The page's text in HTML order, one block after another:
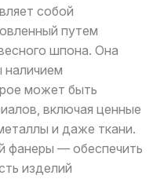
собой
путем
шпона. Она
наличием
может быть
включая ценные
и даже ткани.
фанеры — обеспечить
изделий